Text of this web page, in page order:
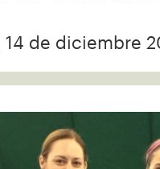
| 14 de diciembre